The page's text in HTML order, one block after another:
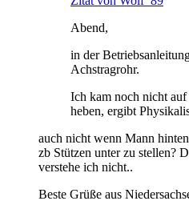
Abend,
in der
Achstragrohr.
Ich kam noch nicht
heben, ergibt
auch nicht wenn Mann
zb Stützen unter zu stellen?
verstehe ich nicht..
Beste Grüße aus